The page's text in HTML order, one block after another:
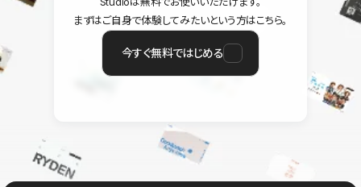
まずはご自身で体験してみたいという方はこちら。
今すぐ無料ではじめる